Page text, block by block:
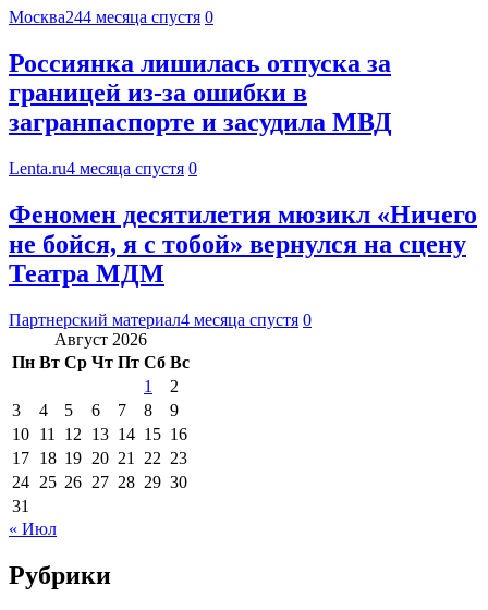
Москва244 месяца спустя 0
Россиянка лишилась отпуска за
границей из-за ошибки в
загранпаспорте и засудила МВД
Lenta.ru4 месяца спустя 0
Феномен десятилетия мюзикл «Ничего
не бойся, я с тобой» вернулся на сцену
Театра МДМ
Партнерский материал4 месяца спустя 0
Август 2026
Пн Вт Ср Чт Пт Сб Вс
1
2
3
4 5 6 7 8
9
10 11 12 13 14 15 16
17 18 19 20 21 22 23
24 25 26 27 28 29 30
31
« Июл
Рубрики